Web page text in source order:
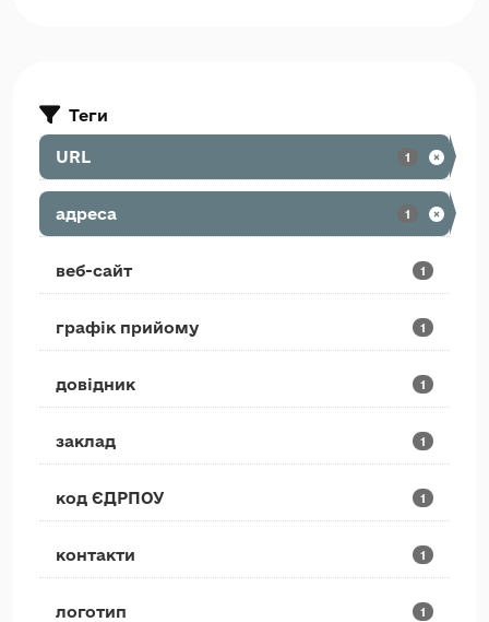
Теги
URL 1
адреса 1
веб-сайт 1
графік прийому 1
довідник 1
заклад 1
код ЄДРПОУ 1
контакти 1
логотип 1